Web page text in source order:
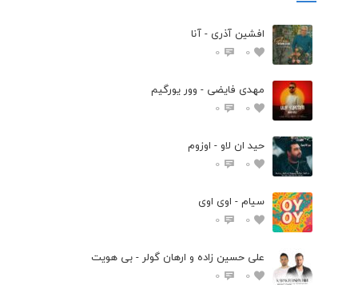
افشین آذری - آنا
0
0
مهدی فایضی - وور یورگیم
0
0
حید ان لاو - اوزوم
0
0
سیام - اوی اوی
0
0
علی حسین زاده و ارهان گولر - بی هویت
0
0